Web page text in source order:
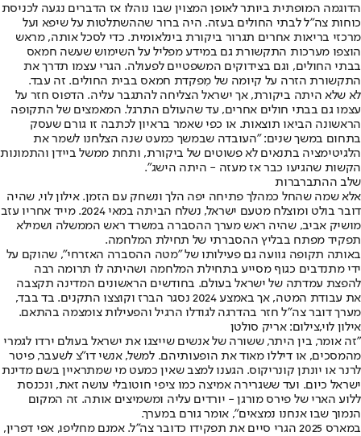
הדוגמה המופתית ביותר לאופן המצוין שבו נוהלו אז הדברים נגעה לכניסת
כוחות צה"ל לבתי החולים בעזה. היה ברור שההשתלטות על שיפא ועל
מרכזי בריאות אחרים תגרור ביקורת בינלאומית. כדי לסכל אותה, מראש
הוצפו מערכות התקשורת גם במידע מפליל על השימוש שעשה חמאס
בבתי החולים, וגם בצידוקים המשפטיים לפעולה. הגרי עצמו תדרך את
התקשורת הזרה על קיומה של מִפקדת חמאס בבית החולים. זה עבד.
לא שלא היתה ביקורת, אך ישראל הצליחה להתגבר עליה. הדפוס חזר על
עצמו גם בבתי חולים אחרים, עד שהעולם התרגל. המאמצים של התקופה
הראשונה הביאו תוצאות. או כפי שאמר בראיון לכתבה זו גורם שעסק
בתחום במשך שנים: "העובדה שבמשך כמעט שנה הצלחנו לשמר את
הלגיטימציה בתנאים לא פשוטים של ביקורת, ותחת ממשל ביידן והתמונות
הקשות שהגיעו כבר אז מעזה - היתה הישג".
שלב ההתברברות
אלא שמה שהחל כמהלך פתיחה יפה הלך ונשחק עם הזמן. אילון לוי, שהיה
דובר בולט ומוצלח מטעם ישראל, נשלח הביתה במאי 2024. מייד אחריו עזב
מושיק אביב, שהיה ראש מערך ההסברה במשרד ראש הממשלה ושמילא
תפקיד מפתח בבליץ ההסברתי של תחילת המלחמה.
באותה תקופה גוועה גם פעילותו של "מטה ההסברה האזרחי", שהוקם על
ידי מתנדבים כגוף מסייע בתחילת המלחמה ושהיתה לו תרומה רבה
להפצת עמדתה של ישראל בעולם. בחודשים הראשונים המדינה תקצבה
את עבודת המטה, אך באמצע 2024 נסגר הברז וקוצצו התקנים. בד בבד,
מערך דובר צה"ל חזר בהדרגה לגודלו הרגיל והפעילות צומצמה בהתאם.
אילון לוי,צילום: אריק סולטן
"זה אומר, בין היתר, ששורה של אנשים שייצגו את ישראל בעולם ירדו לגמרי
מהמסכים, או דיללו מאוד את הופעותיהם. למשל, אנשי דו"צ לשעבר, פיטר
לרנר או יונתן קונריקוס. הגענו למצב שאין כמעט מי שמתראיין בשם מדינת
ישראל כיום. ועד ששגרירה אמיצה כמו ציפי חוטובלי עושה זאת, ונכנסת
ללוע הארי של פירס מורגן - יורדים עליה ומשמיצים אותה. זה המקום
הנמוך שבו אנחנו נמצאים", אומר גורם במערך.
במארס 2025 הגרי סיים את תפקידו כדובר צה"ל. אמנם מחליפו, אפי דפרין,